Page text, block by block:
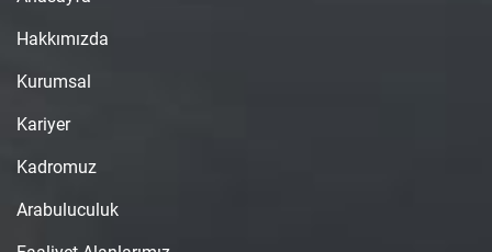
Hakkımızda
Kurumsal
Kariyer
Kadromuz
Arabuluculuk